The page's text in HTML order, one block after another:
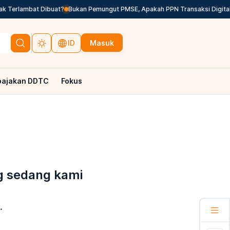
Dibuat? Bukan Pemungut PMSE, Apakah PPN Transaksi Digital
ID Masuk
DDTC Fokus
sedang kami